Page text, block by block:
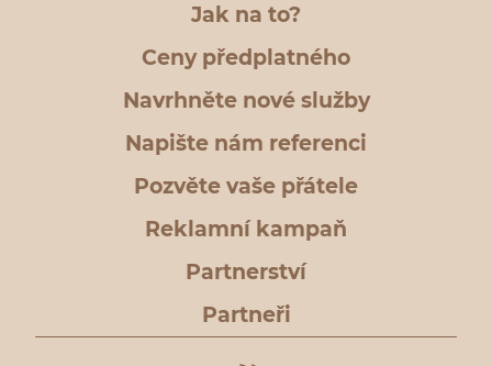
Jak na to?
Ceny předplatného
Navrhněte nové služby
Napište nám referenci
Pozvěte vaše přátele
Reklamní kampaň
Partnerství
Partneři